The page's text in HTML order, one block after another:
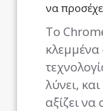
να
Το
λύνει,
αξίζει